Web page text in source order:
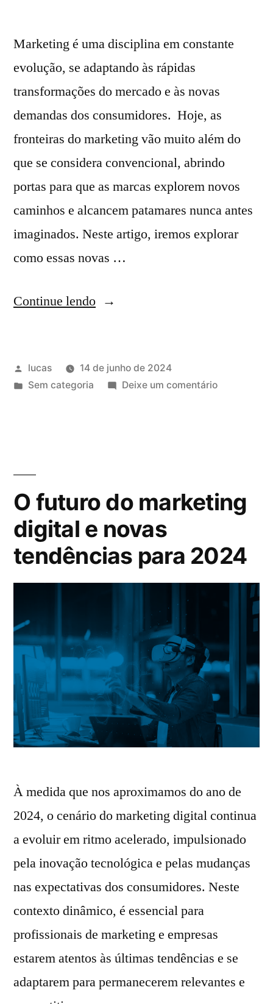
Marketing é uma disciplina em constante
evolução, se adaptando às rápidas
transformações do mercado e às novas
demandas dos consumidores. Hoje, as
fronteiras do marketing vão muito além do
que se considera convencional, abrindo
portas para que as marcas explorem novos
caminhos e alcancem patamares nunca antes
imaginados. Neste artigo, iremos explorar
como essas novas …
Continue lendo
lucas
14 de junho de 2024
Sem categoria
Deixe um comentário
O futuro do marketing
digital e novas
tendências para 2024
À medida que nos aproximamos do ano de
2024, o cenário do marketing digital continua
a evoluir em ritmo acelerado, impulsionado
pela inovação tecnológica e pelas mudanças
nas expectativas dos consumidores. Neste
contexto dinâmico, é essencial para
profissionais de marketing e empresas
estarem atentos às últimas tendências e se
adaptarem para permanecerem relevantes e